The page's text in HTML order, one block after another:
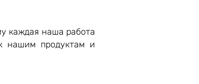
каждая наша работа
нашим продуктам и